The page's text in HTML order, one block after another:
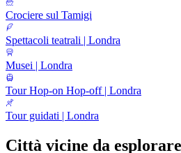
Crociere sul Tamigi
Spettacoli teatrali | Londra
Musei | Londra
Tour Hop-on Hop-off | Londra
Tour guidati | Londra
Città vicine da esplorare